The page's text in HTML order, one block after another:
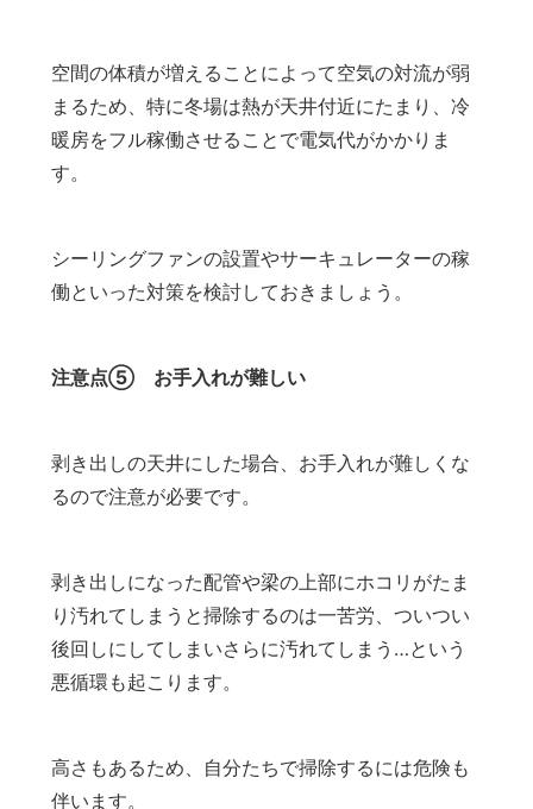
空間の体積が増えることによって空気の対流が弱
まるため、特に冬場は熱が天井付近にたまり、冷
暖房をフル稼働させることで電気代がかかりま
す。
シーリングファンの設置やサーキュレーターの稼
働といった対策を検討しておきましょう。
注意点⑤ お手入れが難しい
剥き出しの天井にした場合、お手入れが難しくな
るので注意が必要です。
剥き出しになった配管や梁の上部にホコリがたま
り汚れてしまうと掃除するのは一苦労、ついつい
後回しにしてしまいさらに汚れてしまう…という
悪循環も起こります。
高さもあるため、自分たちで掃除するには危険も
伴います。